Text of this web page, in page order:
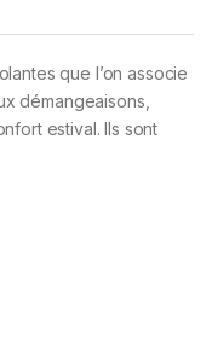
que l’on associe
démangeaisons,
estival. Ils sont